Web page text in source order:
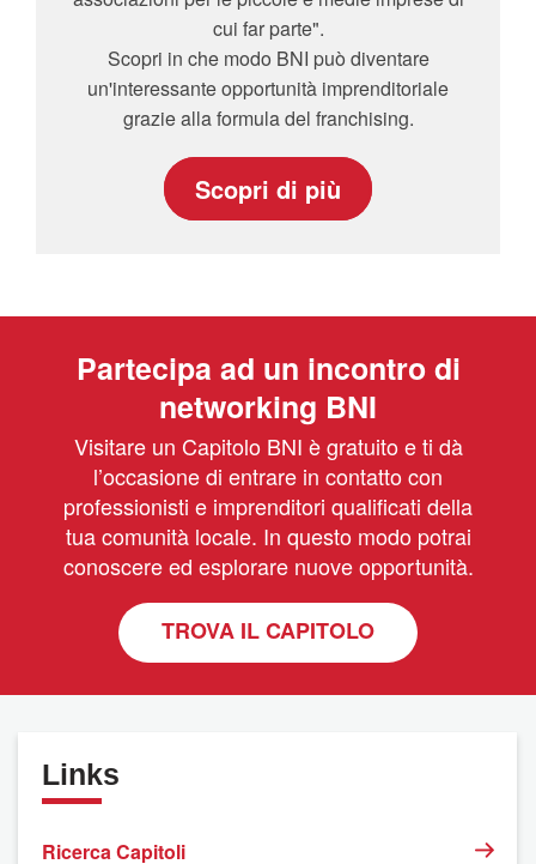
cui far parte".
Scopri in che modo BNI può diventare
un'interessante opportunità imprenditoriale
grazie alla formula del franchising.
Scopri di più
Partecipa ad un incontro di
networking BNI
Visitare un Capitolo BNI è gratuito e ti dà
l’occasione di entrare in contatto con
professionisti e imprenditori qualificati della
tua comunità locale. In questo modo potrai
conoscere ed esplorare nuove opportunità.
TROVA IL CAPITOLO
Links
Ricerca Capitoli